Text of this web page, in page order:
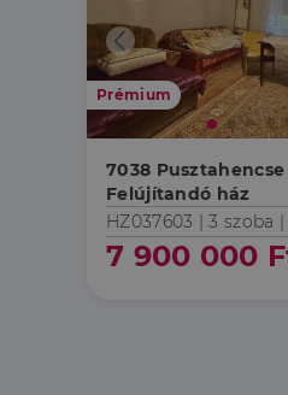
Prémium
7038 Pusztahencse
Felújítandó ház
HZ037603 |3 szoba
7 900 000